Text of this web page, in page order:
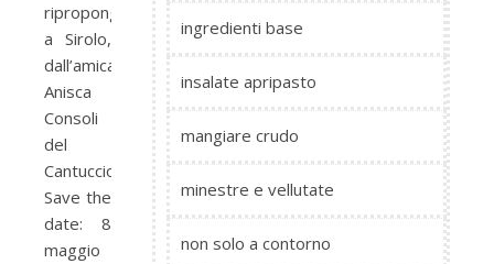
ripropongo
a Sirolo,
dall’amica
Anisca
Consoli
del
Cantuccio!
Save the
date: 8
maggio
ingredienti base
insalate apripasto
mangiare crudo
minestre e vellutate
non solo a contorno